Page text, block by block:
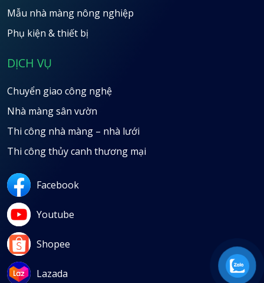
Mẫu nhà màng nông nghiệp
Phụ kiện & thiết bị
DỊCH VỤ
Chuyển giao công nghệ
Nhà màng sân vườn
Thi công nhà màng – nhà lưới
Thi công thủy canh thương mại
Facebook
Youtube
Shopee
Lazada